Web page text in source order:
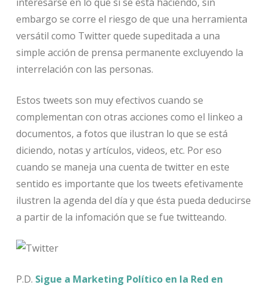
interesarse en lo que sí se está haciendo, sin
embargo se corre el riesgo de que una herramienta
versátil como Twitter quede supeditada a una
simple acción de prensa permanente excluyendo la
interrelación con las personas.
Estos tweets son muy efectivos cuando se
complementan con otras acciones como el linkeo a
documentos, a fotos que ilustran lo que se está
diciendo, notas y artículos, videos, etc. Por eso
cuando se maneja una cuenta de twitter en este
sentido es importante que los tweets efetivamente
ilustren la agenda del día y que ésta pueda deducirse
a partir de la infomación que se fue twitteando.
P.D. Sigue a Marketing Político en la Red en